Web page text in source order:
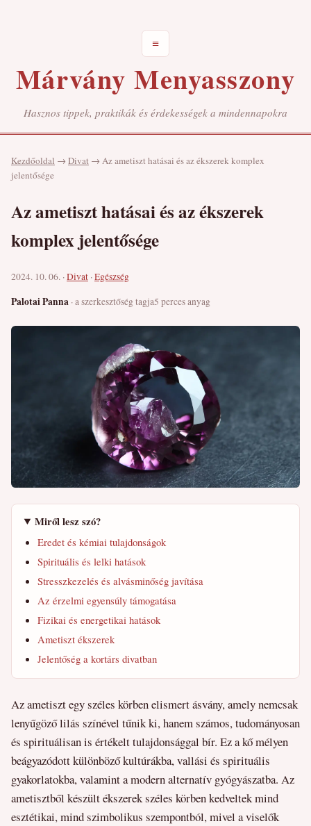
≡
Márvány Menyasszony
Hasznos tippek, praktikák és érdekességek a mindennapokra
Kezdőoldal → Divat → Az ametiszt hatásai és az ékszerek komplex
jelentősége
Az ametiszt hatásai és az ékszerek
komplex jelentősége
2024. 10. 06. ·Divat ·Egészség
Palotai Panna · a szerkesztőség tagja5 perces anyag
Miről lesz szó?
Eredet és kémiai tulajdonságok
Spirituális és lelki hatások
Stresszkezelés és alvásminőség javítása
Az érzelmi egyensúly támogatása
Fizikai és energetikai hatások
Ametiszt ékszerek
Jelentőség a kortárs divatban
Az ametiszt egy széles körben elismert ásvány, amely nemcsak
lenyűgöző lilás színével tűnik ki, hanem számos, tudományosan
és spirituálisan is értékelt tulajdonsággal bír. Ez a kő mélyen
beágyazódott különböző kultúrákba, vallási és spirituális
gyakorlatokba, valamint a modern alternatív gyógyászatba. Az
ametisztből készült ékszerek széles körben kedveltek mind
esztétikai, mind szimbolikus szempontból, mivel a viselők